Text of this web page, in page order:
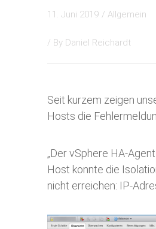
11. Juni 2019 / Allgemein
/ By Daniel Reichardt
Seit kurzem zeigen
Hosts die
„Der vSphere HA-
Host konnte die
nicht erreichen: IP-